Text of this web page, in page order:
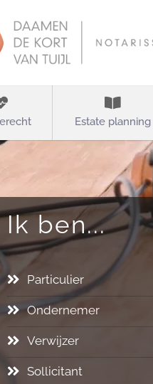
Estate planning
Ik ben...
Particulier
Ondernemer
Verwijzer
Sollicitant